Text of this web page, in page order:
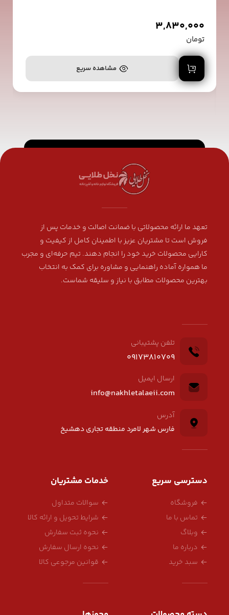
3,830,000
تومان
افزودن به سبد خرید مشاهده سریع
تعهد ما ارائه محصولاتی با ضمانت اصالت و خدمات پس از
فروش است تا مشتریان عزیز با اطمینان کامل از کیفیت و
کارایی محصولات خرید خود را انجام دهند. تیم حرفه‌ای و مجرب
ما همواره آماده راهنمایی و مشاوره برای کمک به انتخاب
بهترین محصولات مطابق با نیاز و سلیقه شماست.
تلفن پشتیبانی
09173810709
ارسال ایمیل
info@nakhletalaeii.com
آدرس
فارس شهر لامرد منطقه تجاری دهشیخ
دسترسی سریع
فروشگاه
تماس با ما
وبلاگ
درباره ما
سبد خرید
خدمات مشتریان
سوالات متداول
شرایط تحویل و ارائه کالا
نحوه ثبت سفارش
نحوه ارسال سفارش
قوانین مرجوعی کالا